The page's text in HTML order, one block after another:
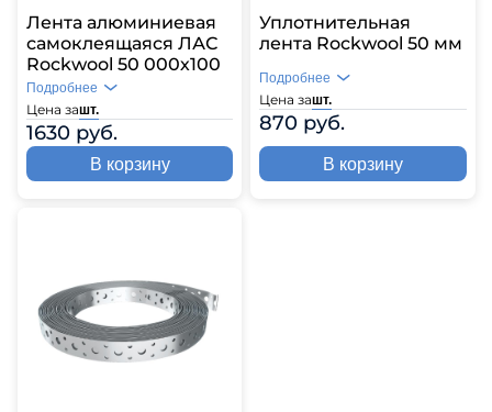
Лента алюминиевая
самоклеящаяся ЛАС
Rockwool 50 000х100
Цена зашт.
1630 руб.
Подробнее
В корзину
Уплотнительная
лента Rockwool 50 мм
Цена зашт.
870 руб.
Подробнее
В корзину